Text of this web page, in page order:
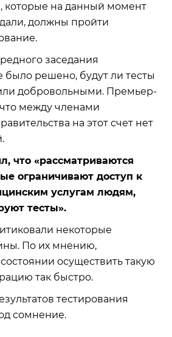
которые на данный момент
должны пройти
заседания
было решено, будут ли тесты
добровольными. Премьер-
между членами
на этот счет нет
что «рассматриваются
ограничивают доступ к
услугам людям,
тесты».
некоторые
По их мнению,
осуществить такую
так быстро.
тестирования
сомнение.